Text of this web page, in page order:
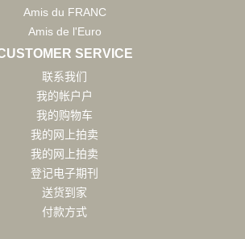
Amis du FRANC
Amis de l'Euro
SERVICE
联系我们
我的帐户户
我的购物车
我的网上拍卖
我的网上拍卖
登记电子期刊
送货到家
付款方式